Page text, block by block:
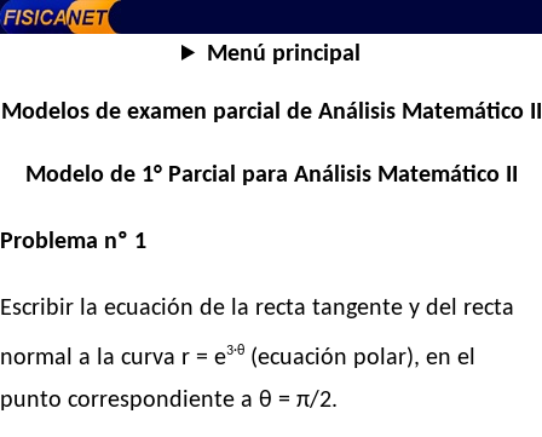
Menú principal
Modelos de examen parcial de Análisis Matemático II
Modelo de 1° Parcial para Análisis Matemático II
Problema nº 1
Escribir la ecuación de la recta tangente y del recta
normal a la curva r = e3·θ (ecuación polar), en el
punto correspondiente a θ = π/2.